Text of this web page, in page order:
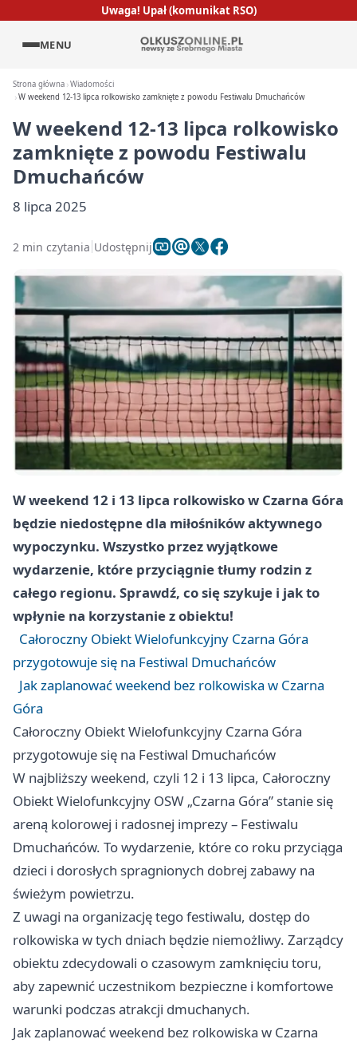
Uwaga! Upał (komunikat RSO)
MENU
Strona główna Wiadomości
W weekend 12-13 lipca rolkowisko zamknięte z powodu Festiwalu Dmuchańców
W weekend 12-13 lipca rolkowisko
zamknięte z powodu Festiwalu
Dmuchańców
8 lipca 2025
2 min czytania Udostępnij
W weekend 12 i 13 lipca rolkowisko w Czarna Góra
będzie niedostępne dla miłośników aktywnego
wypoczynku. Wszystko przez wyjątkowe
wydarzenie, które przyciągnie tłumy rodzin z
całego regionu. Sprawdź, co się szykuje i jak to
wpłynie na korzystanie z obiektu!
Całoroczny Obiekt Wielofunkcyjny Czarna Góra
przygotowuje się na Festiwal Dmuchańców
Jak zaplanować weekend bez rolkowiska w Czarna
Góra
Całoroczny Obiekt Wielofunkcyjny Czarna Góra
przygotowuje się na Festiwal Dmuchańców
W najbliższy weekend, czyli 12 i 13 lipca, Całoroczny
Obiekt Wielofunkcyjny OSW „Czarna Góra” stanie się
areną kolorowej i radosnej imprezy – Festiwalu
Dmuchańców. To wydarzenie, które co roku przyciąga
dzieci i dorosłych spragnionych dobrej zabawy na
świeżym powietrzu.
Z uwagi na organizację tego festiwalu, dostęp do
rolkowiska w tych dniach będzie niemożliwy. Zarządcy
obiektu zdecydowali o czasowym zamknięciu toru,
aby zapewnić uczestnikom bezpieczne i komfortowe
warunki podczas atrakcji dmuchanych.
Jak zaplanować weekend bez rolkowiska w Czarna